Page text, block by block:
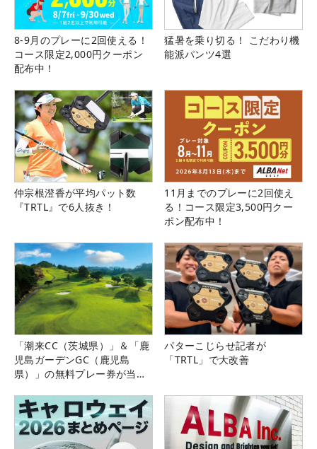
8-9月のプレーに2回使える！
コース限定2,000円クーポン
配布中！
猛暑を乗り切る！ こだわり機
能派パンツ4選
仲宗根澄香が平均パット数
『TRTL』で6人抜き！
11月までのプレーに2回使え
る！コース限定3,500円クー
ポン配布中！
「潮来CC（茨城県）」＆「鹿
児島ガーデンGC（鹿児島
県）」の無料プレー券が当た
パターこじらせ記者が
「TRTL」で大改善